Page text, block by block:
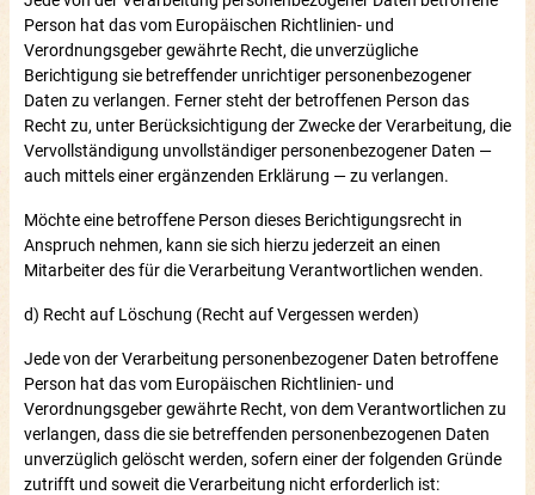
Person hat das vom Europäischen Richtlinien- und
Verordnungsgeber gewährte Recht, die unverzügliche
Berichtigung sie betreffender unrichtiger personenbezogener
Daten zu verlangen. Ferner steht der betroffenen Person das
Recht zu, unter Berücksichtigung der Zwecke der Verarbeitung, die
Vervollständigung unvollständiger personenbezogener Daten —
auch mittels einer ergänzenden Erklärung — zu verlangen.
Möchte eine betroffene Person dieses Berichtigungsrecht in
Anspruch nehmen, kann sie sich hierzu jederzeit an einen
Mitarbeiter des für die Verarbeitung Verantwortlichen wenden.
d) Recht auf Löschung (Recht auf Vergessen werden)
Jede von der Verarbeitung personenbezogener Daten betroffene
Person hat das vom Europäischen Richtlinien- und
Verordnungsgeber gewährte Recht, von dem Verantwortlichen zu
verlangen, dass die sie betreffenden personenbezogenen Daten
unverzüglich gelöscht werden, sofern einer der folgenden Gründe
zutrifft und soweit die Verarbeitung nicht erforderlich ist: